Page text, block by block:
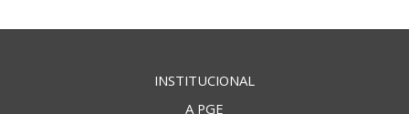
INSTITUCIONAL
A PGE